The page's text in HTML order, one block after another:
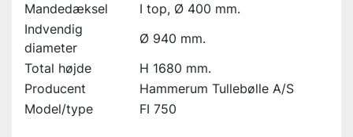
Mandedæksel
I top, Ø 400 mm.
Indvendig
diameter
Ø 940 mm.
Total højde
H 1680 mm.
Producent
Hammerum Tullebølle A/S
Model/type
FI 750